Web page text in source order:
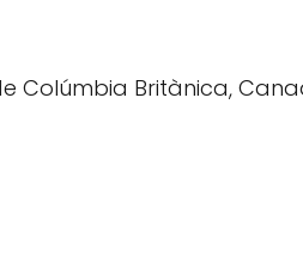
Colúmbia Britànica,